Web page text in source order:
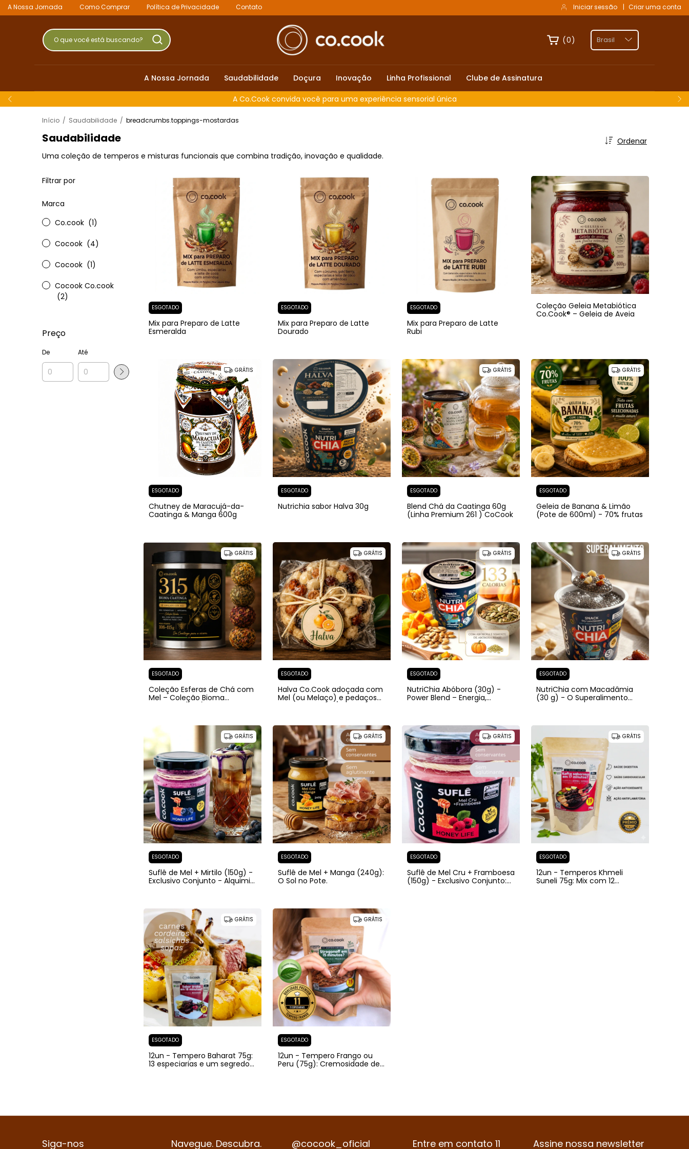
A Nossa Jornada Como Comprar Política de Privacidade Contato Iniciar sessão | Criar uma conta
Solicite uma Apresentação Comercial.
(0)
A Nossa Jornada Saudabilidade Doçura Inovação Linha Profissional Clube de Assinatura
Início / Saudabilidade / breadcrumbs.toppings-mostardas
Saudabilidade
Ordenar
Uma coleção de temperos e misturas funcionais que combina tradição, inovação e qualidade.
Filtrar por
Marca
Co.cook (1)
Cocook (4)
Cocook (1)
Cocook Co.cook
(2)
Preço
De Até
ESGOTADO
Mix para Preparo de Latte
Esmeralda
ESGOTADO
Mix para Preparo de Latte
Dourado
ESGOTADO
Mix para Preparo de Latte
Rubi
Coleção Geleia Metabiótica
Co.Cook® – Geleia de Aveia
GRÁTIS
ESGOTADO
Chutney de Maracujá-da-
Caatinga & Manga 600g
ESGOTADO
Nutrichia sabor Halva 30g
GRÁTIS
ESGOTADO
Blend Chá da Caatinga 60g
(Linha Premium 261 ) CoCook
GRÁTIS
ESGOTADO
Geleia de Banana & Limão
(Pote de 600ml) - 70% frutas
GRÁTIS
ESGOTADO
Coleção Esferas de Chá com
Mel – Coleção Bioma
GRÁTIS
ESGOTADO
Halva Co.Cook adoçada com
Mel (ou Melaço) e pedaços
GRÁTIS
ESGOTADO
NutriChia Abóbora (30g) -
Power Blend – Energia,
GRÁTIS
ESGOTADO
NutriChia com Macadâmia
(30 g) - O Superalimento
GRÁTIS
ESGOTADO
Suflê de Mel + Mirtilo (150g) -
Exclusivo Conjunto - Alquimia
GRÁTIS
ESGOTADO
Suflê de Mel + Manga (240g):
O Sol no Pote.
GRÁTIS
ESGOTADO
Suflê de Mel Cru + Framboesa
(150g) - Exclusivo Conjunto:
GRÁTIS
ESGOTADO
12un - Temperos Khmeli
Suneli 75g: Mix com 12
GRÁTIS
ESGOTADO
12un - Tempero Baharat 75g:
13 especiarias e um segredo
GRÁTIS
ESGOTADO
12un - Tempero Frango ou
Peru (75g): Cremosidade de
Siga-nos Navegue. Descubra. @cocook_oficial Entre em contato 11 Assine nossa newsletter